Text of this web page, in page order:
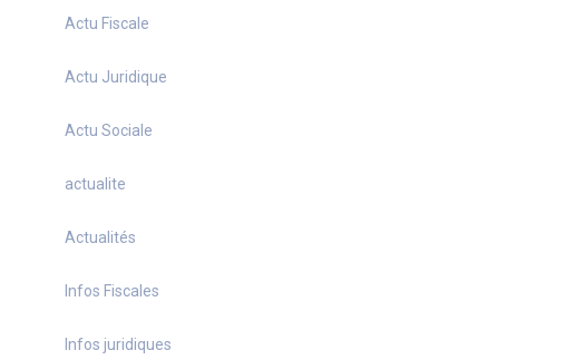
Actu Fiscale
Actu Juridique
Actu Sociale
actualite
Actualités
Infos Fiscales
Infos juridiques